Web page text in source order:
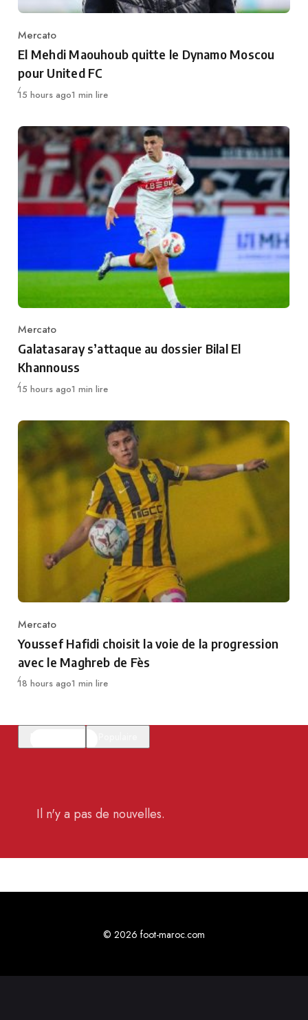
Category
Mercato
El Mehdi Maouhoub quitte le Dynamo Moscou
pour United FC
Publié
15 hours ago1 min lire
Category
Mercato
Galatasaray s’attaque au dossier Bilal El
Khannouss
Publié
15 hours ago1 min lire
Category
Mercato
Youssef Hafidi choisit la voie de la progression
avec le Maghreb de Fès
Publié
18 hours ago1 min lire
Il n'y a pas de nouvelles.
© 2026 foot-maroc.com